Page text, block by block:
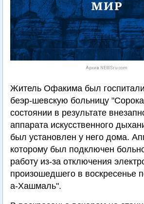
Архив NEWSru.com
Житель Офакима был
беэр-шевскую больницу
состоянии в результате
аппарата искусственного
был установлен у него дома.
которому был подключен
работу из-за отключения
произошедшего в воскресенье
а-Хашмаль".